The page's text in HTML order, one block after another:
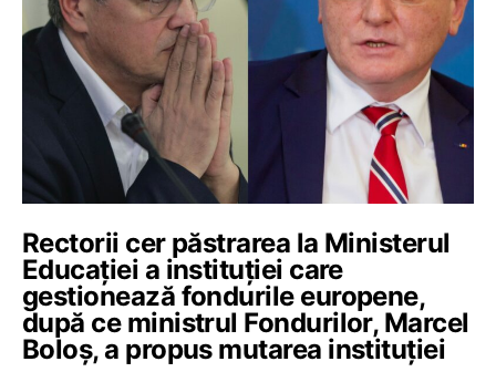
Rectorii cer păstrarea la Ministerul
Educației a instituției care
gestionează fondurile europene,
după ce ministrul Fondurilor, Marcel
Boloș, a propus mutarea instituției